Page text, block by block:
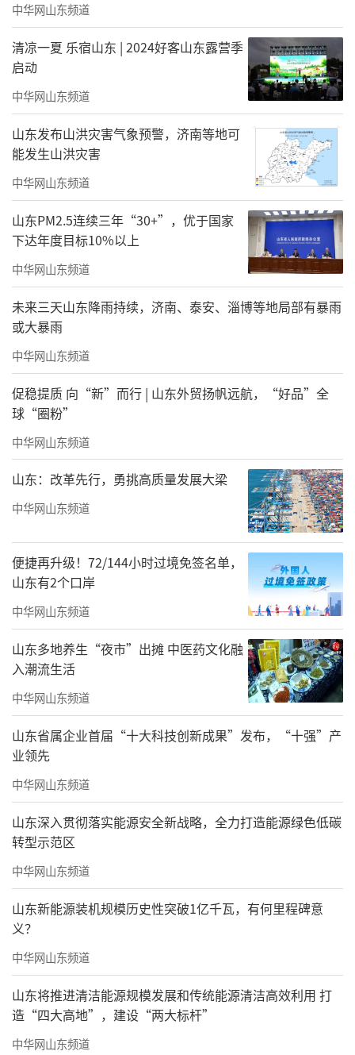
更名的遗憾：为保留医学专业放弃升本机
会
学校在近40年的发展历程中，除了取得的
辉煌成就，不免也会有一些遗憾。
2001年，根据当时国家关于普通民办院校
的校名中不允许有“医”和“大学”字样的规
定，无奈之下，山东中西医结合大学变更校
名，从王显明、王力一父子二人的名字中各取
一字，更名为“山东力明科技职业学院”。
2005年，教育部面向全国遴选第一批民办
升本院校时，力明学院成为山东省唯一推荐学
校，经层层评审最终顺利过关，但在最后时
刻，专家组与父子二人谈话，根据国家对医学
和师范专业升本严控的规定，要求父子二人放
弃以中西医结合、中医等专业申报本科，最
终，他们含泪放弃了这次升本机会。
当被问及是否考虑过按照要求升本，放弃
中西医结合、中医等专业时，王力一回答
道，“当时自己也十分纠结，一直在纠结。一
旦升本，医学专业就都停了，这是一所以医学
所以最终决定放弃这次升本机会。直到今天，
我认为自己只是一个教育工作者，但是我父亲
在我心里，就是一个教育家。我尊敬他，崇拜
他，他永远是我学习的榜样。”
民办高校的骄傲：开设医学专业最多的民
办高校
中华网山东频道
清凉一夏 乐宿山东 | 2024好客山东露营季
启动
中华网山东频道
山东发布山洪灾害气象预警，济南等地可
能发生山洪灾害
中华网山东频道
山东PM2.5连续三年“30+”，优于国家
下达年度目标10%以上
中华网山东频道
未来三天山东降雨持续，济南、泰安、淄博等地局部有暴雨
或大暴雨
中华网山东频道
促稳提质 向“新”而行 | 山东外贸扬帆远航，“好品”全
球“圈粉”
中华网山东频道
山东：改革先行，勇挑高质量发展大梁
中华网山东频道
便捷再升级！72/144小时过境免签名单，
山东有2个口岸
中华网山东频道
山东多地养生“夜市”出摊 中医药文化融
入潮流生活
中华网山东频道
山东省属企业首届“十大科技创新成果”发布，“十强”产
业领先
中华网山东频道
山东深入贯彻落实能源安全新战略，全力打造能源绿色低碳
转型示范区
中华网山东频道
山东新能源装机规模历史性突破1亿千瓦，有何里程碑意
义？
中华网山东频道
山东将推进清洁能源规模发展和传统能源清洁高效利用 打
造“四大高地”，建设“两大标杆”
中华网山东频道